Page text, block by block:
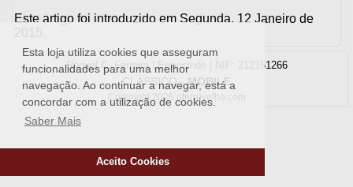
Esta loja utiliza cookies que asseguram
funcionalidades para uma melhor
navegação. Ao continuar a navegar, está a
concordar com a utilização de cookies.
Saber Mais
Aceito Cookies
Este artigo foi introduzido em Segunda, 12 Janeiro de
2015.
Raquel C. Ferreira | Ermesinde | NIF: 212151266
CLASSICO-MOBILE
Copyright 2026 oferrovelho.com